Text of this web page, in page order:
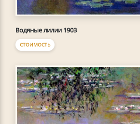
Водяные лилии 1903
СТОИМОСТЬ